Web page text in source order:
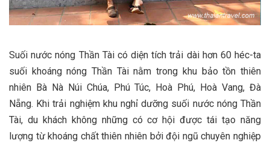
Suối nước nóng Thần Tài có diện tích trải dài hơn 60 héc-ta
suối khoáng nóng Thần Tài nằm trong khu bảo tồn thiên
nhiên Bà Nà Núi Chúa, Phú Túc, Hoà Phú, Hoà Vang, Đà
Nẵng. Khi trải nghiệm khu nghỉ dưỡng suối nước nóng Thần
Tài, du khách không những có cơ hội được tái tạo năng
lượng từ khoáng chất thiên nhiên bởi đội ngũ chuyên nghiệp